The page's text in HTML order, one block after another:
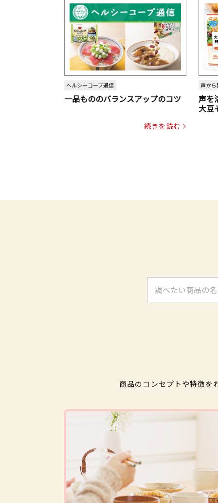
ヘルシーコープ通信
一品もののバランスアップのコツ
続きを読む
声か
声を
大豆
商品のコンセプトや特徴を